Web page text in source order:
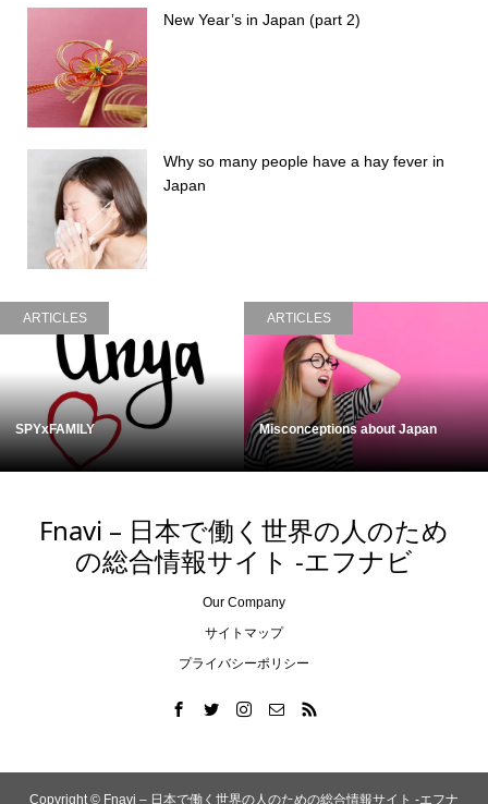
New Year’s in Japan (part 2)
Why so many people have a hay fever in
Japan
ARTICLES
SPYxFAMILY
ARTICLES
Misconceptions about Japan
Fnavi – 日本で働く世界の人のため
の総合情報サイト -エフナビ
Our Company
サイトマップ
プライバシーポリシー
Copyright © Fnavi – 日本で働く世界の人のための総合情報サイト -エフナ